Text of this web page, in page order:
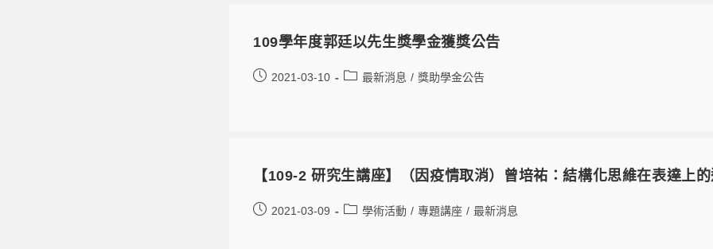
109學年度郭廷以先生獎學金獲獎公告
2021-03-10 最新消息 / 獎助學金公告
【109-2 研究生講座】（因疫情取消）曾培祐：結構化思維在表達上
2021-03-09 學術活動 / 專題講座 / 最新消息